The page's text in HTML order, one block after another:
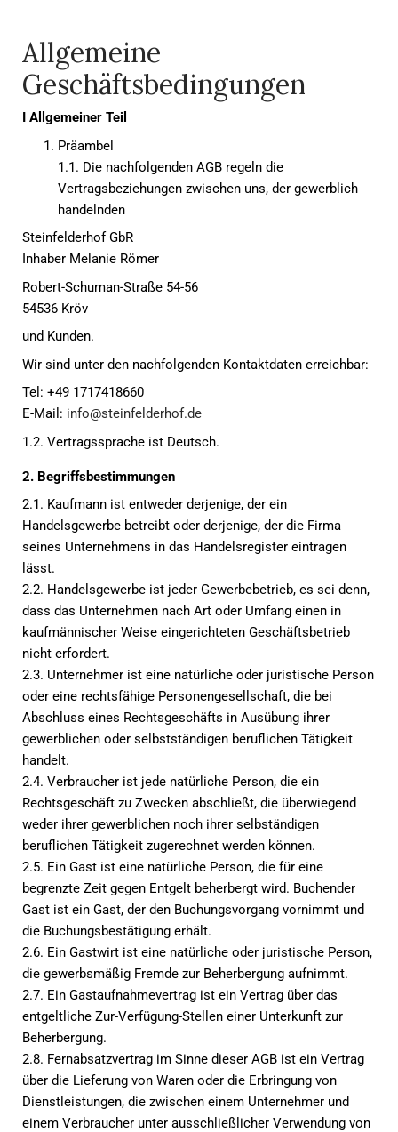
Allgemeine
Geschäftsbedingungen
I Allgemeiner Teil
Präambel
1.1. Die nachfolgenden AGB regeln die
Vertragsbeziehungen zwischen uns, der gewerblich
handelnden
Steinfelderhof GbR
Inhaber Melanie Römer
Robert-Schuman-Straße 54-56
54536 Kröv
und Kunden.
Wir sind unter den nachfolgenden Kontaktdaten erreichbar:
Tel: +49 1717418660
E-Mail: info@steinfelderhof.de
1.2. Vertragssprache ist Deutsch.
2. Begriffsbestimmungen
2.1. Kaufmann ist entweder derjenige, der ein
Handelsgewerbe betreibt oder derjenige, der die Firma
seines Unternehmens in das Handelsregister eintragen
lässt.
2.2. Handelsgewerbe ist jeder Gewerbebetrieb, es sei denn,
dass das Unternehmen nach Art oder Umfang einen in
kaufmännischer Weise eingerichteten Geschäftsbetrieb
nicht erfordert.
2.3. Unternehmer ist eine natürliche oder juristische Person
oder eine rechtsfähige Personengesellschaft, die bei
Abschluss eines Rechtsgeschäfts in Ausübung ihrer
gewerblichen oder selbstständigen beruflichen Tätigkeit
handelt.
2.4. Verbraucher ist jede natürliche Person, die ein
Rechtsgeschäft zu Zwecken abschließt, die überwiegend
weder ihrer gewerblichen noch ihrer selbständigen
beruflichen Tätigkeit zugerechnet werden können.
2.5. Ein Gast ist eine natürliche Person, die für eine
begrenzte Zeit gegen Entgelt beherbergt wird. Buchender
Gast ist ein Gast, der den Buchungsvorgang vornimmt und
die Buchungsbestätigung erhält.
2.6. Ein Gastwirt ist eine natürliche oder juristische Person,
die gewerbsmäßig Fremde zur Beherbergung aufnimmt.
2.7. Ein Gastaufnahmevertrag ist ein Vertrag über das
entgeltliche Zur-Verfügung-Stellen einer Unterkunft zur
Beherbergung.
2.8. Fernabsatzvertrag im Sinne dieser AGB ist ein Vertrag
über die Lieferung von Waren oder die Erbringung von
Dienstleistungen, die zwischen einem Unternehmer und
einem Verbraucher unter ausschließlicher Verwendung von